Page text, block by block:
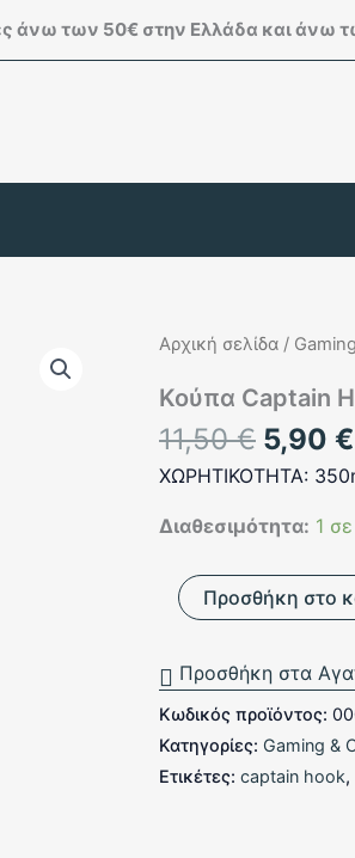
άνω των 50€ στην Ελλάδα και άνω
Αρχική σελίδα /
Κούπα Captain
11,50€
price
11,50
5,90 €
ΧΩΡΗΤΙΚΟΤΗΤΑ:
Διαθεσιμότητα: 1
Κούπα
CaptainΠροσθήκη στο
Προσθήκη στα
Κωδικός προϊόντος:
Κατηγορίες: Gaming &
Ετικέτες: captain hook,